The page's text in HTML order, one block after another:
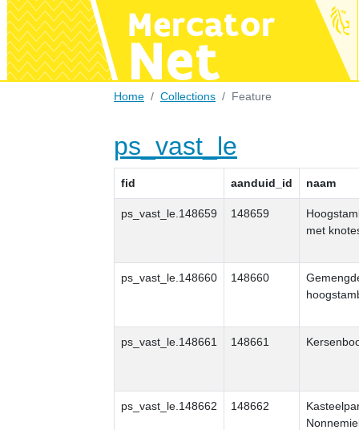
Home Collections Feature
ps_vast_le
fid aanduid_id naam
ps_vast_le.148659 148659
met
ps_vast_le.148660 148660
ps_vast_le.148661 148661
ps_vast_le.148662 148662